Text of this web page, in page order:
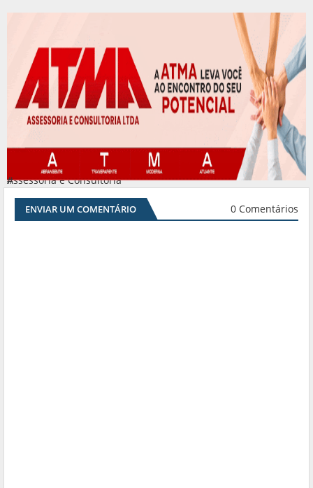
Assessoria e Consultoria
#
ENVIAR UM COMENTÁRIO 0 Comentários